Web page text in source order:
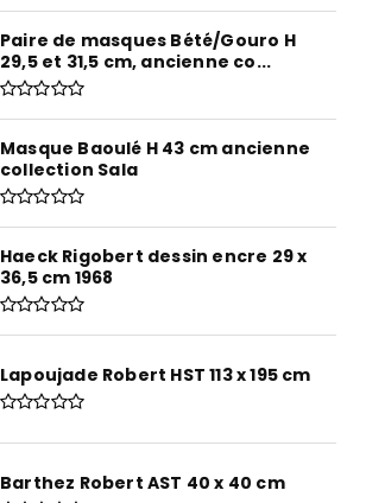
Paire de masques Bété/Gouro H
29,5 et 31,5 cm, ancienne co...
Masque Baoulé H 43 cm ancienne
collection Sala
Haeck Rigobert dessin encre 29 x
36,5 cm 1968
Lapoujade Robert HST 113 x 195 cm
Barthez Robert AST 40 x 40 cm